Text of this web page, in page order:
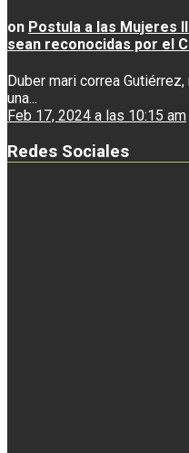
on Postula a las Mujeres
sean reconocidas por el
Duber mari correa
una...
Feb 17, 2024 a las 10:15 am
Redes Sociales